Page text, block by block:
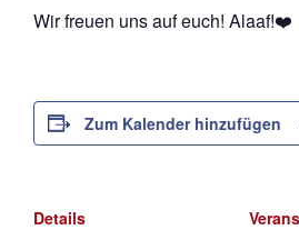
Wir freuen uns auf euch! Alaaf!❤️
Zum Kalender hinzufügen
Details